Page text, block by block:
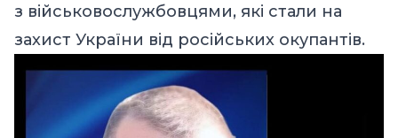
з військовослужбовцями, які стали на
захист України від російських окупантів.